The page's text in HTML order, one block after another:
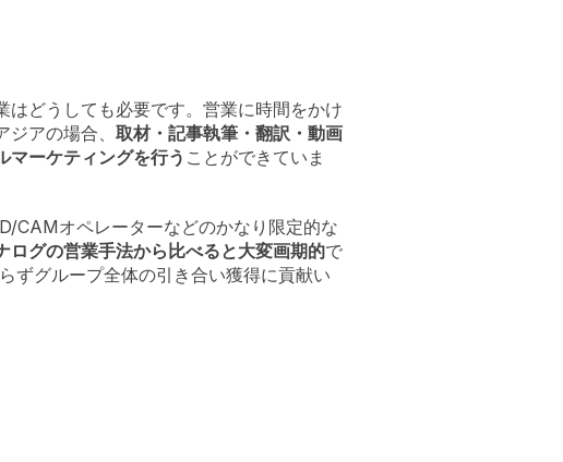
どうしても必要です。営業に時間をかけ
アの場合、 取材・記事執筆・翻訳・動画
マーケティングを行う ことができていま
CAMオペレーターなどのかなり限定的な
ログの営業手法から比べると大変画期的で
ずグループ全体の引き合い獲得に貢献い